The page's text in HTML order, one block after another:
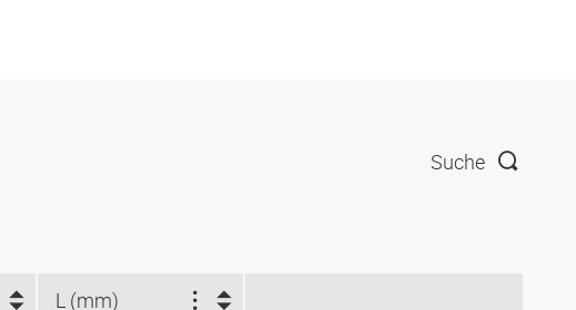
Suche
L (mm)